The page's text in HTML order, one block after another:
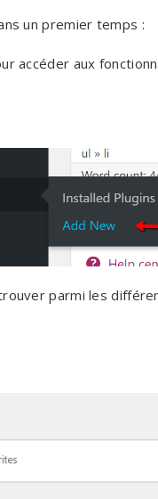
un premier temps :
accéder aux
parmi les